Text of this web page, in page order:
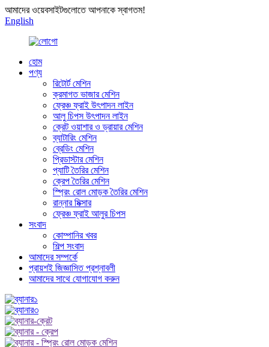
আমাদের ওয়েবসাইটগুলোতে আপনাকে স্বাগতম!
English
হোম
পণ্য
রিটোর্ট মেশিন
ক্রমাগত ভাজার মেশিন
ফ্রেঞ্চ ফ্রাই উৎপাদন লাইন
আলু চিপস উৎপাদন লাইন
ক্রেট ওয়াশার ও ড্রায়ার মেশিন
ব্যাটারিং মেশিন
ব্রেডিং মেশিন
প্রিডাস্টার মেশিন
প্যাটি তৈরির মেশিন
ক্রেপ তৈরির মেশিন
স্প্রিং রোল মোড়ক তৈরির মেশিন
রান্নার মিক্সার
ফ্রেঞ্চ ফ্রাই আলুর চিপস
সংবাদ
কোম্পানির খবর
শিল্প সংবাদ
আমাদের সম্পর্কে
প্রায়শই জিজ্ঞাসিত প্রশ্নাবলী
আমাদের সাথে যোগাযোগ করুন